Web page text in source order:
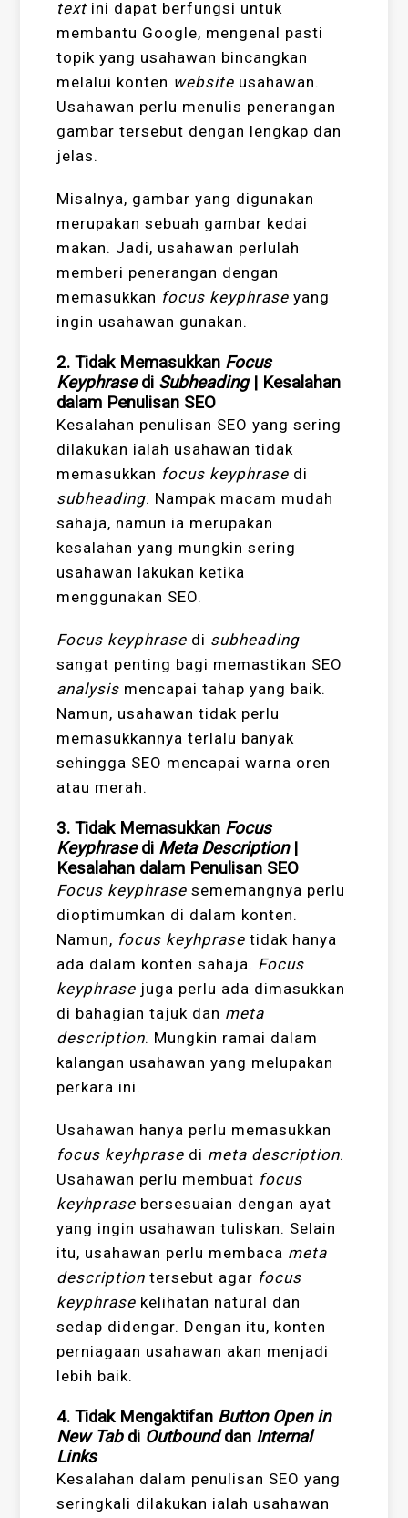
text ini dapat berfungsi untuk
membantu Google, mengenal pasti
topik yang usahawan bincangkan
melalui konten website usahawan.
Usahawan perlu menulis penerangan
gambar tersebut dengan lengkap dan
jelas.
Misalnya, gambar yang digunakan
merupakan sebuah gambar kedai
makan. Jadi, usahawan perlulah
memberi penerangan dengan
memasukkan focus keyphrase yang
ingin usahawan gunakan.
2. Tidak Memasukkan Focus
Keyphrasedi Subheading | Kesalahan
dalam Penulisan SEO
Kesalahan penulisan SEO yang sering
dilakukan ialah usahawan tidak
memasukkan focus keyphrase di
subheading. Nampak macam mudah
sahaja, namun ia merupakan
kesalahan yang mungkin sering
usahawan lakukan ketika
menggunakan SEO.
Focus keyphrase di subheading
sangat penting bagi memastikan SEO
analysis mencapai tahap yang baik.
Namun, usahawan tidak perlu
memasukkannya terlalu banyak
sehingga SEO mencapai warna oren
atau merah.
3. Tidak Memasukkan Focus
Keyphrasedi Meta Description |
Kesalahan dalam Penulisan SEO
Focus keyphrase sememangnya perlu
dioptimumkan di dalam konten.
Namun, focus keyhprasetidak hanya
ada dalam konten sahaja. Focus
keyphrase juga perlu ada dimasukkan
di bahagian tajuk dan meta
description. Mungkin ramai dalam
kalangan usahawan yang melupakan
perkara ini.
Usahawan hanya perlu memasukkan
focus keyhprase di meta description.
Usahawan perlu membuat focus
keyhprase bersesuaian dengan ayat
yang ingin usahawan tuliskan. Selain
itu, usahawan perlu membaca meta
description tersebut agar focus
keyphrase kelihatan natural dan
sedap didengar. Dengan itu, konten
perniagaan usahawan akan menjadi
lebih baik.
4. Tidak Mengaktifan Button Open in
New Tabdi Outbounddan Internal
Links
Kesalahan dalam penulisan SEO yang
seringkali dilakukan ialah usahawan